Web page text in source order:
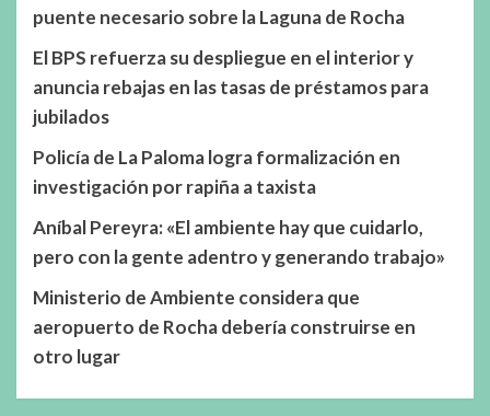
puente necesario sobre la Laguna de Rocha
El BPS refuerza su despliegue en el interior y
anuncia rebajas en las tasas de préstamos para
jubilados
Policía de La Paloma logra formalización en
investigación por rapiña a taxista
Aníbal Pereyra: «El ambiente hay que cuidarlo,
pero con la gente adentro y generando trabajo»
Ministerio de Ambiente considera que
aeropuerto de Rocha debería construirse en
otro lugar